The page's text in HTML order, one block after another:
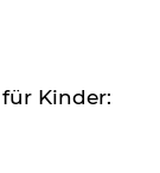
Kinder: